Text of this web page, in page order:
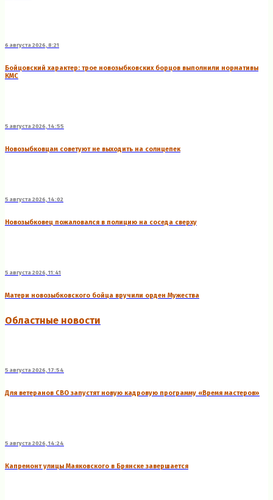
6 августа 2026, 8:21
Бойцовский характер: трое новозыбковских борцов выполнили нормативы
КМС
5 августа 2026, 14:55
Новозыбковцам советуют не выходить на солнцепек
5 августа 2026, 14:02
Новозыбковец пожаловался в полицию на соседа сверху
5 августа 2026, 11:41
Матери новозыбковского бойца вручили орден Мужества
Областные новости
5 августа 2026, 17:54
Для ветеранов СВО запустят новую кадровую программу «Время мастеров»
5 августа 2026, 14:24
Капремонт улицы Маяковского в Брянске завершается